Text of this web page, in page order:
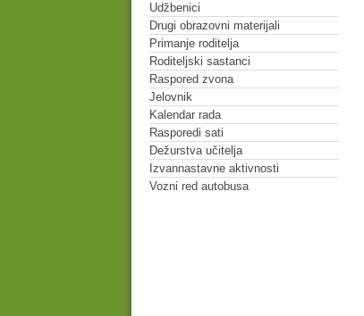
Udžbenici
Drugi obrazovni materijali
Primanje roditelja
Roditeljski sastanci
Raspored zvona
Jelovnik
Kalendar rada
Rasporedi sati
Dežurstva učitelja
Izvannastavne aktivnosti
Vozni red autobusa